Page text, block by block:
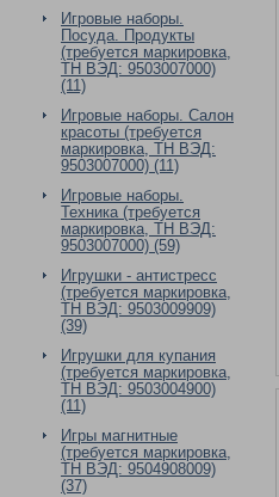
Игровые наборы.
Посуда. Продукты
(требуется маркировка,
ТН ВЭД: 9503007000)
(11)
Игровые наборы. Салон
красоты (требуется
маркировка, ТН ВЭД:
9503007000) (11)
Игровые наборы.
Техника (требуется
маркировка, ТН ВЭД:
9503007000) (59)
Игрушки - антистресс
(требуется маркировка,
ТН ВЭД: 9503009909)
(39)
Игрушки для купания
(требуется маркировка,
ТН ВЭД: 9503004900)
(11)
Игры магнитные
(требуется маркировка,
ТН ВЭД: 9504908009)
(37)